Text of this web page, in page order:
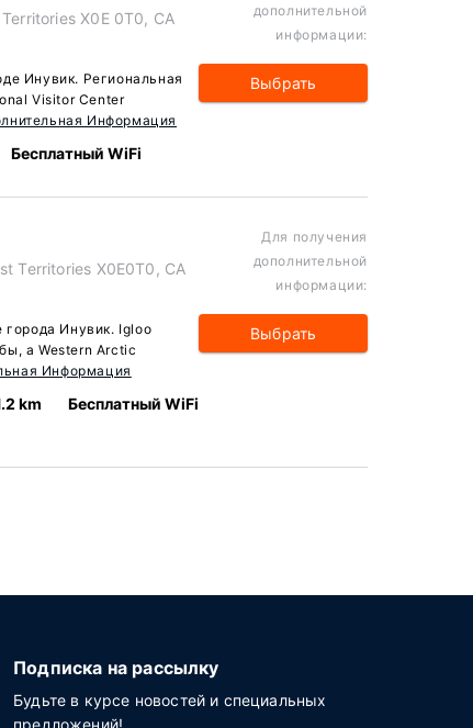
X0E 0T0, CA
Инувик. Региональная
Visitor Center
Информация
Бесплатный WiFi
дополнительной
информации:
Выбрать
Territories X0E0T0, CA
Инувик. Igloo
а Western Arctic
Информация
km Бесплатный WiFi
Для получения
дополнительной
информации:
Выбрать
Подписка на рассылку
Будьте в курсе новостей и специальных
предложений!